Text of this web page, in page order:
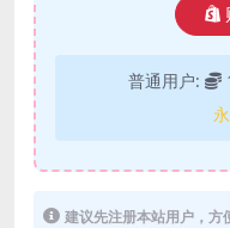
普通用户:
建议先注册本站用户，方